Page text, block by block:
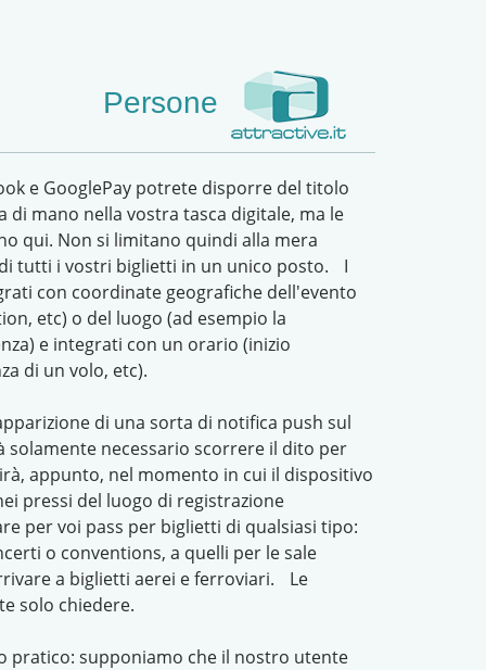
Persone
e GooglePay potrete disporre del titolo
mano nella vostra tasca digitale, ma le
qui. Non si limitano quindi alla mera
tutti i vostri biglietti in un unico posto. I
con coordinate geografiche dell'evento
etc) o del luogo (ad esempio la
e integrati con un orario (inizio
di un volo, etc).
di una sorta di notifica push sul
solamente necessario scorrere il dito per
appunto, nel momento in cui il dispositivo
pressi del luogo di registrazione
per voi pass per biglietti di qualsiasi tipo:
o conventions, a quelli per le sale
a biglietti aerei e ferroviari. Le
solo chiedere.
pratico: supponiamo che il nostro utente